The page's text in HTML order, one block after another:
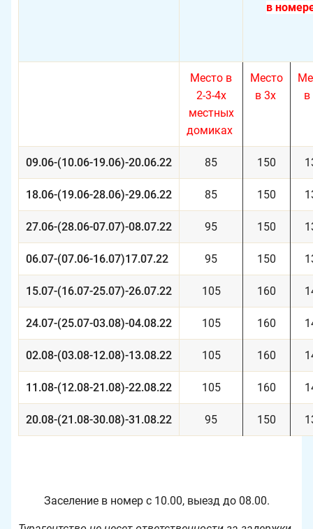
в
Место в
2-3-4х
местных
домиках
Место
в 3х
в
09.06-(10.06-19.06)-20.06.22 85 150
18.06-(19.06-28.06)-29.06.22 85 150
27.06-(28.06-07.07)-08.07.22 95 150
06.07-(07.06-16.07)17.07.22 95 150
15.07-(16.07-25.07)-26.07.22 105 160
24.07-(25.07-03.08)-04.08.22 105 160
02.08-(03.08-12.08)-13.08.22 105 160
11.08-(12.08-21.08)-22.08.22 105 160
20.08-(21.08-30.08)-31.08.22 95 150
Заселение в номер с 10.00, выезд до 08.00.